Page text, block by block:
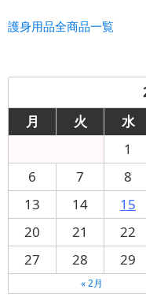
護身用品全商品一覧
月
火 水
1
6
7 8
13
14 15
20
21 22
27
28 29
« 2月